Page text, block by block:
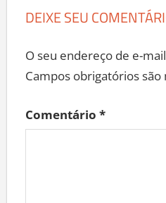
DEIXE SEU
O seu endereço de e-
Campos obrigatórios são
Comentário *